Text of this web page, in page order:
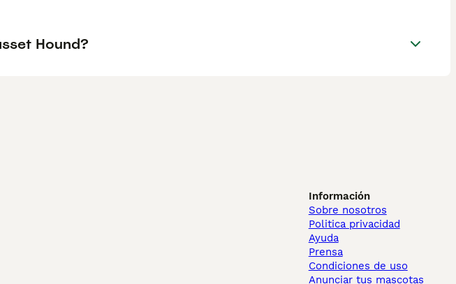
Hound?
Información
Sobre nosotros
Politica privacidad
Ayuda
Prensa
Condiciones de uso
Anunciar tus mascotas